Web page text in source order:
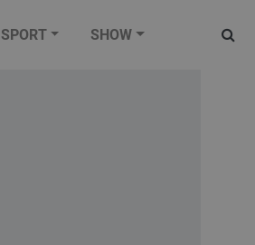
SPORT SHOW